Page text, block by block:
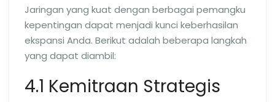
Jaringan yang kuat dengan berbagai pemangku
kepentingan dapat menjadi kunci keberhasilan
ekspansi Anda. Berikut adalah beberapa langkah
yang dapat diambil:
4.1 Kemitraan Strategis